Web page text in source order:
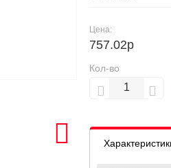
Цена:
757.02р
Кол-во